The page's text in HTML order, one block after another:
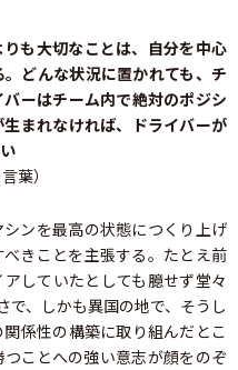
も大切なことは、自分を中心
どんな状況に置かれても、チ
ーはチーム内で絶対のポジシ
まれなければ、ドライバーが
葉）
ンを最高の状態につくり上げ
きことを主張する。たとえ前
していたとしても臆せず堂々
で、しかも異国の地で、そうし
係性の構築に取り組んだとこ
ことへの強い意志が顔をのぞ